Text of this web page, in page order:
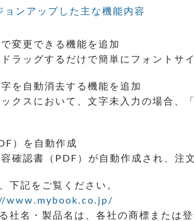
ンアップした主な機能内容
変更できる機能を追加
ラッグするだけで簡単にフォントサ
を自動消去する機能を追加
クスにおいて、文字未入力の場合、
）を自動作成
確認書（PDF）が自動作成され、注
下記をご覧ください。
www.mybook.co.jp/
社名・製品名は、各社の商標または登